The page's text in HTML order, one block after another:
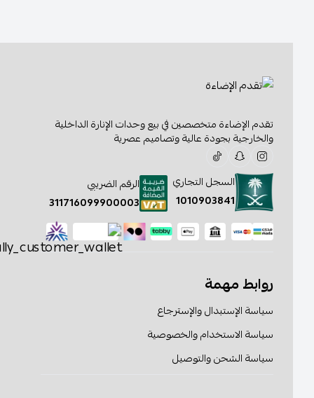
تقدم الإضاءة متخصصين في بيع وحدات الإنارة الداخلية
والخارجية بجودة عالية وتصاميم عصرية
السجل التجاري
1010903841
الرقم الضريبي
311716099900003
روابط مهمة
سياسة الإستبدال والإسترجاع
سياسة الاستخدام والخصوصية
سياسة الشحن والتوصيل